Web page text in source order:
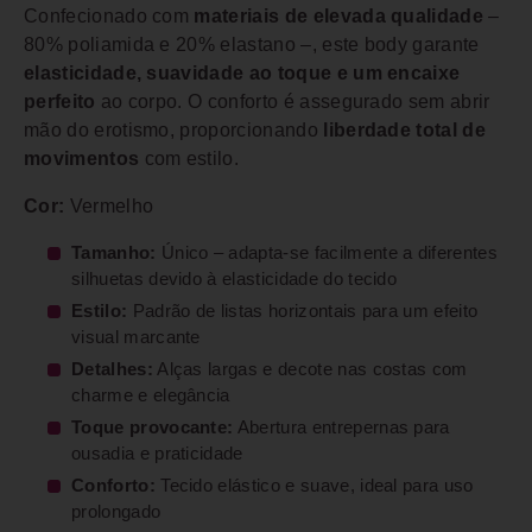
Confecionado com materiais de elevada qualidade –
80% poliamida e 20% elastano –, este body garante
elasticidade, suavidade ao toque e um encaixe
perfeito ao corpo. O conforto é assegurado sem abrir
mão do erotismo, proporcionando
liberdade total de
movimentos com estilo.
Cor: Vermelho
Tamanho: Único – adapta-se facilmente a diferentes
silhuetas devido à elasticidade do tecido
Estilo:
Padrão de listas horizontais para um efeito
visual marcante
Detalhes: Alças largas e decote nas costas com
charme e elegância
Toque provocante: Abertura entrepernas para
ousadia e praticidade
Conforto: Tecido elástico e suave, ideal para uso
prolongado